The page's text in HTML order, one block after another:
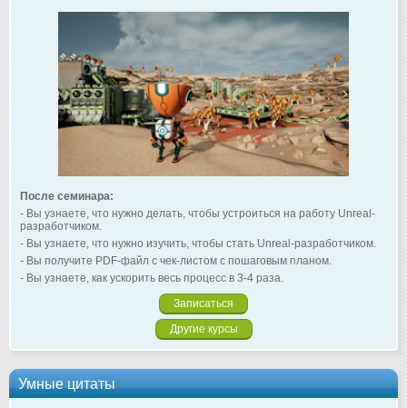
После семинара:
- Вы узнаете, что нужно делать, чтобы устроиться на работу Unreal-
разработчиком.
- Вы узнаете, что нужно изучить, чтобы стать Unreal-разработчиком.
- Вы получите PDF-файл с чек-листом с пошаговым планом.
- Вы узнаете, как ускорить весь процесс в 3-4 раза.
Записаться
Другие курсы
Умные цитаты